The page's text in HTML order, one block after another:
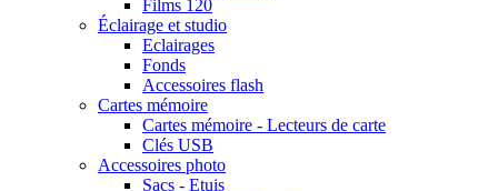
Films 120
Éclairage et studio
Eclairages
Fonds
Accessoires flash
Cartes mémoire
Cartes mémoire - Lecteurs de carte
Clés USB
Accessoires photo
Sacs - Etuis